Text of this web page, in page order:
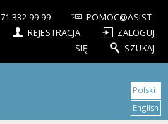
71 332 99 99
POMOC@ASIST-
REJESTRACJA
ZALOGUJ
SIĘ
SZUKAJ
Polski
English